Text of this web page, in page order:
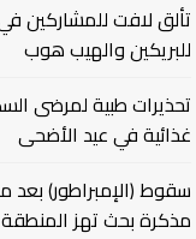
تألق لافت للمشاركين
للبريكين والهيب هوب
تحذيرات طبية لمرضى
غذائية في عيد الأضحى
مذكرة بحث تهز